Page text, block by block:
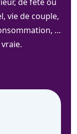
vie de couple,
…